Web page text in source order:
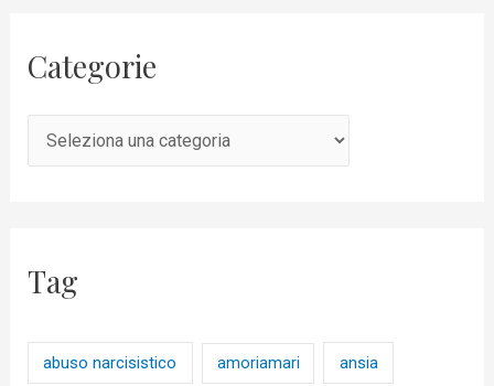
Categorie
Tag
abuso narcisistico amoriamari ansia